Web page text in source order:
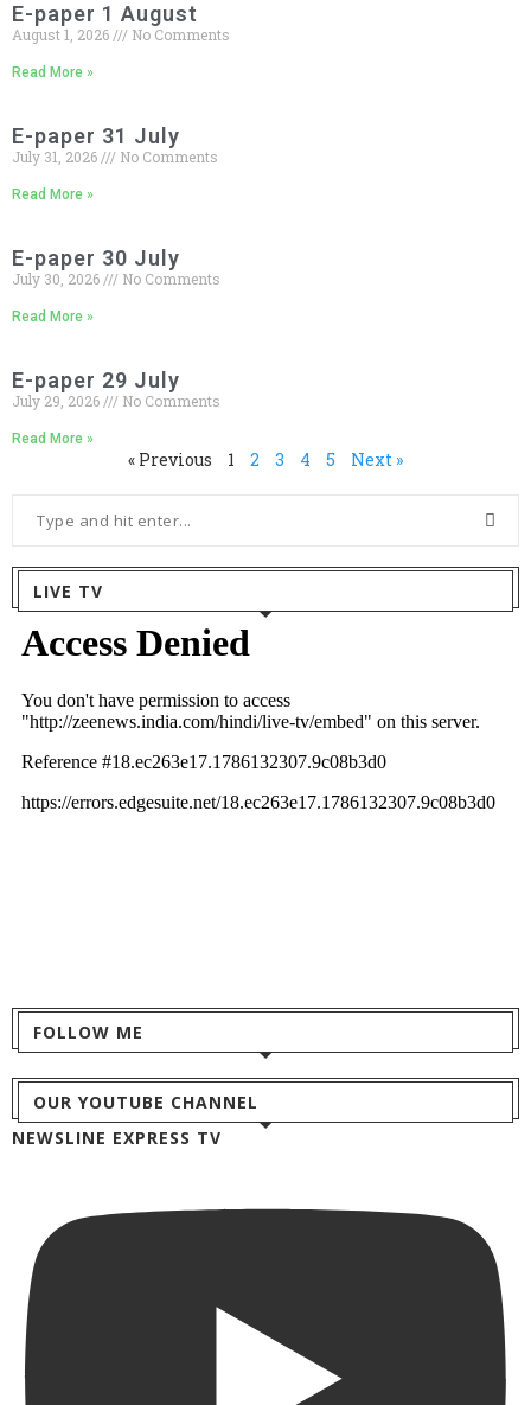
E-paper 1 August
August 1, 2026 No Comments
Read More »
E-paper 31 July
July 31, 2026 No Comments
Read More »
E-paper 30 July
July 30, 2026 No Comments
Read More »
E-paper 29 July
July 29, 2026 No Comments
Read More »
« Previous 1 2 3 4 5 Next »
LIVE TV
FOLLOW ME
OUR YOUTUBE CHANNEL
NEWSLINE EXPRESS TV